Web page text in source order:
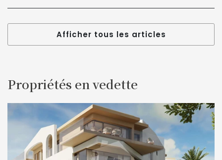
Afficher tous les articles
Propriétés en vedette